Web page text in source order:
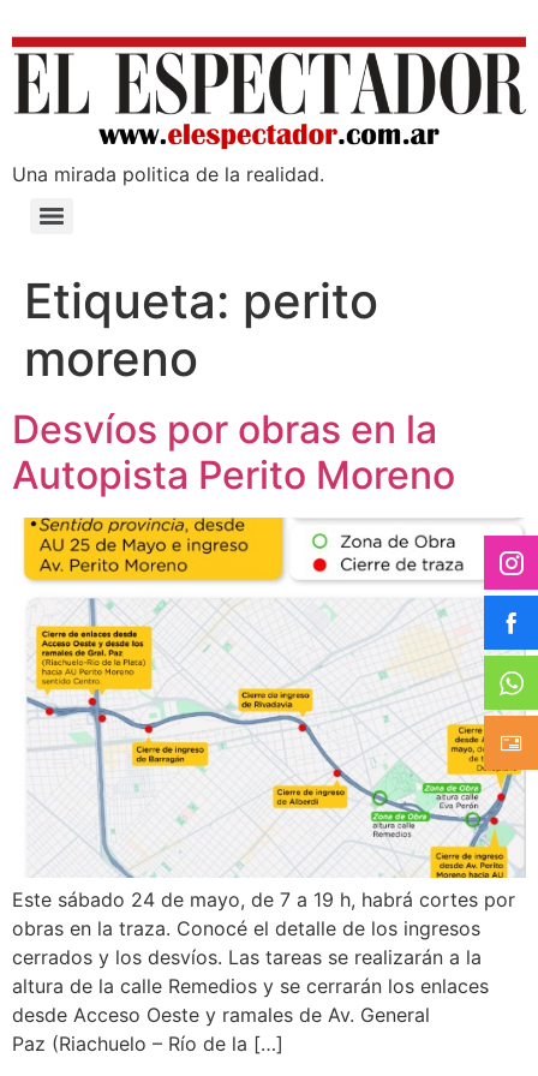
Una mirada poli­tica de la realidad.
Etiqueta: perito
moreno
Desvíos por obras en la
Autopista Perito Moreno
Este sábado 24 de mayo, de 7 a 19 h, habrá cortes por
obras en la traza. Conocé el detalle de los ingresos
cerrados y los desvíos. Las tareas se realizarán a la
altura de la calle Remedios y se cerrarán los enlaces
desde Acceso Oeste y ramales de Av. General
Paz (Riachuelo – Río de la […]